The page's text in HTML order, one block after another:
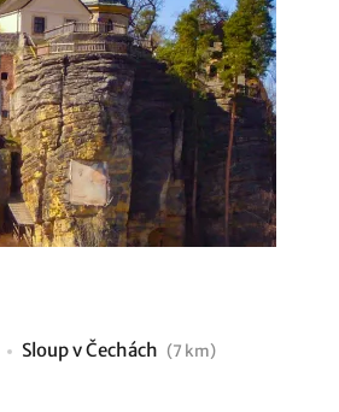
Sloup v Čechách (7 km)